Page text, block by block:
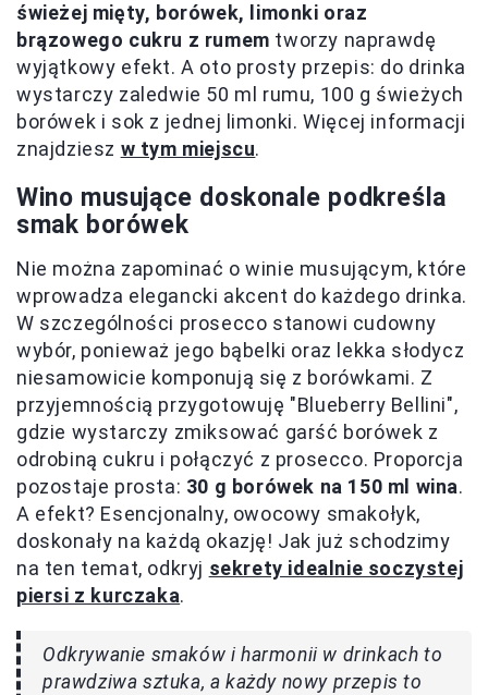
świeżej mięty, borówek, limonki oraz
brązowego cukru z rumem tworzy naprawdę
wyjątkowy efekt. A oto prosty przepis: do drinka
wystarczy zaledwie 50 ml rumu, 100 g świeżych
borówek i sok z jednej limonki. Więcej informacji
znajdziesz w tym miejscu.
Wino musujące doskonale podkreśla
smak borówek
Nie można zapominać o winie musującym, które
wprowadza elegancki akcent do każdego drinka.
W szczególności prosecco stanowi cudowny
wybór, ponieważ jego bąbelki oraz lekka słodycz
niesamowicie komponują się z borówkami. Z
przyjemnością przygotowuję "Blueberry Bellini",
gdzie wystarczy zmiksować garść borówek z
odrobiną cukru i połączyć z prosecco. Proporcja
pozostaje prosta: 30 g borówek na 150 ml wina.
A efekt? Esencjonalny, owocowy smakołyk,
doskonały na każdą okazję! Jak już schodzimy
na ten temat, odkryj sekrety idealnie soczystej
piersi z kurczaka.
Odkrywanie smaków i harmonii w drinkach to
prawdziwa sztuka, a każdy nowy przepis to